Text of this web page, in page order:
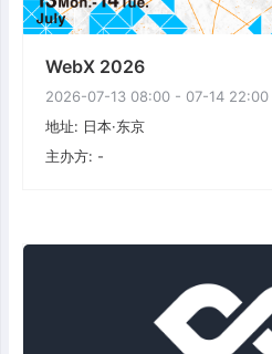
WebX 2026
2026-07-13 08:00 - 07-14 22:00
地址: 日本·东京
主办方: -